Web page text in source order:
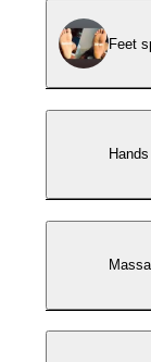
Feet